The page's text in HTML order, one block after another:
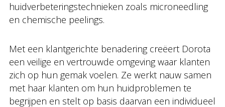
huidverbeteringstechnieken zoals microneedling
en chemische peelings.
Met een klantgerichte benadering creëert Dorota
een veilige en vertrouwde omgeving waar klanten
zich op hun gemak voelen. Ze werkt nauw samen
met haar klanten om hun huidproblemen te
begrijpen en stelt op basis daarvan een individueel